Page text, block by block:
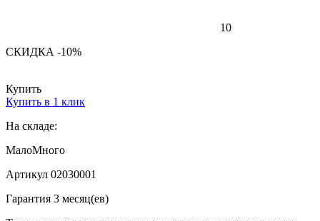
10
СКИДКА -10%
Купить
Купить в 1 клик
На складе:
МалоМного
Артикул 02030001
Гарантия 3 месяц(ев)